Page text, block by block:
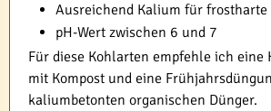
Ausreichend Kalium für frostharte
pH-Wert zwischen 6 und 7
Für diese Kohlarten empfehle ich eine
mit Kompost und eine
kaliumbetonten organischen Dünger.